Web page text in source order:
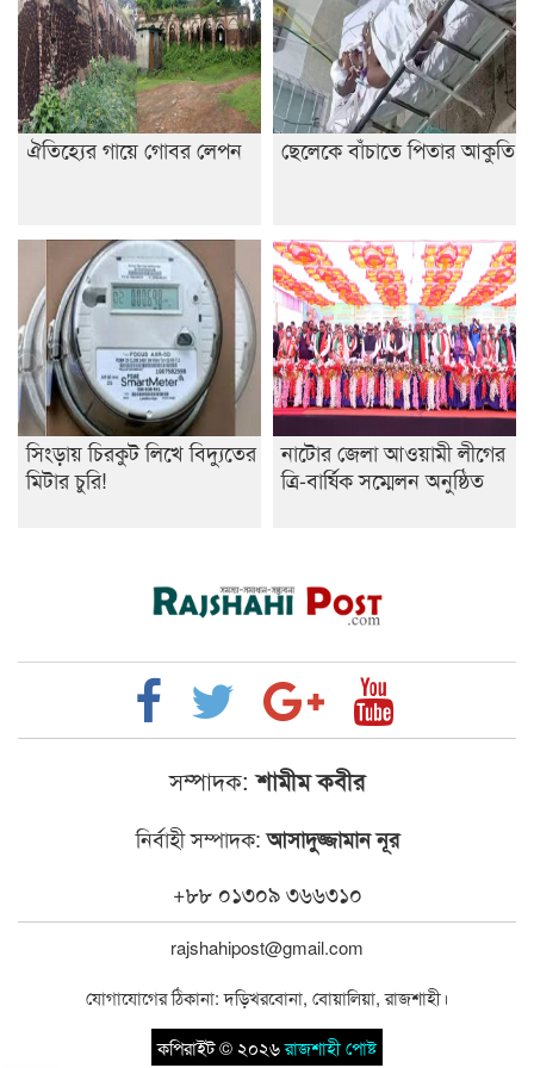
ঐতিহ্যের গায়ে গোবর লেপন ছেলেকে বাঁচাতে পিতার আকুতি
সিংড়ায় চিরকুট লিখে বিদ্যুতের
মিটার চুরি!
নাটোর জেলা আওয়ামী লীগের
ত্রি-বার্ষিক সম্মেলন অনুষ্ঠিত
সম্পাদক: শামীম কবীর
নির্বাহী সম্পাদক:আসাদুজ্জামান নূর
+৮৮ ০১৩০৯ ৩৬৬৩১০
rajshahipost@gmail.com
যোগাযোগের ঠিকানা: দড়িখরবোনা, বোয়ালিয়া, রাজশাহী।
কপিরাইট © ২০২৬রাজশাহী পোষ্ট